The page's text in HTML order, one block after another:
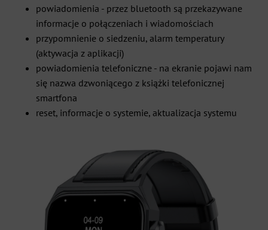
powiadomienia - przez bluetooth są przekazywane
informacje o połączeniach i wiadomościach
przypomnienie o siedzeniu, alarm temperatury
(aktywacja z aplikacji)
powiadomienia telefoniczne - na ekranie pojawi nam
się nazwa dzwoniącego z książki telefonicznej
smartfona
reset, informacje o systemie, aktualizacja systemu